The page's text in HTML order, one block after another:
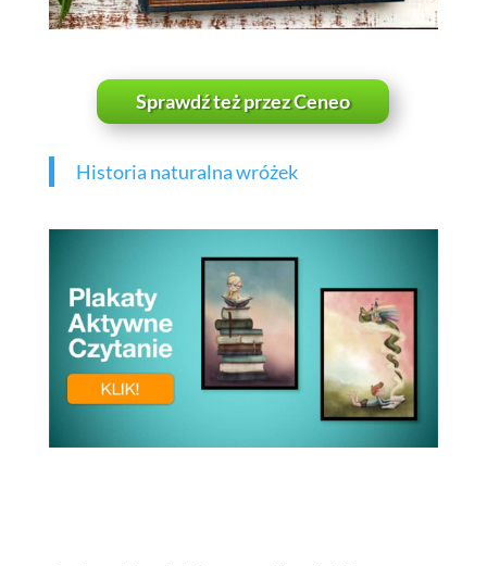
Sprawdź też przez Ceneo
Historia naturalna wróżek